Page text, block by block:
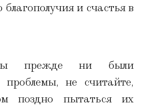
благополучия и счастья в
прежде ни были
проблемы, не считайте,
поздно пытаться их